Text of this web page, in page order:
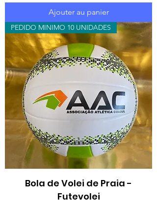
Ajouter au panier
PEDIDO MINIMO 10 UNIDADES
Bola de Volei de Praia -
Futevolei